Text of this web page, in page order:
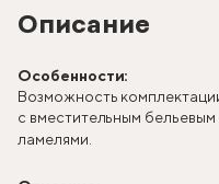
Описание
Особенности:
Возможность
с вместительным
ламелями.